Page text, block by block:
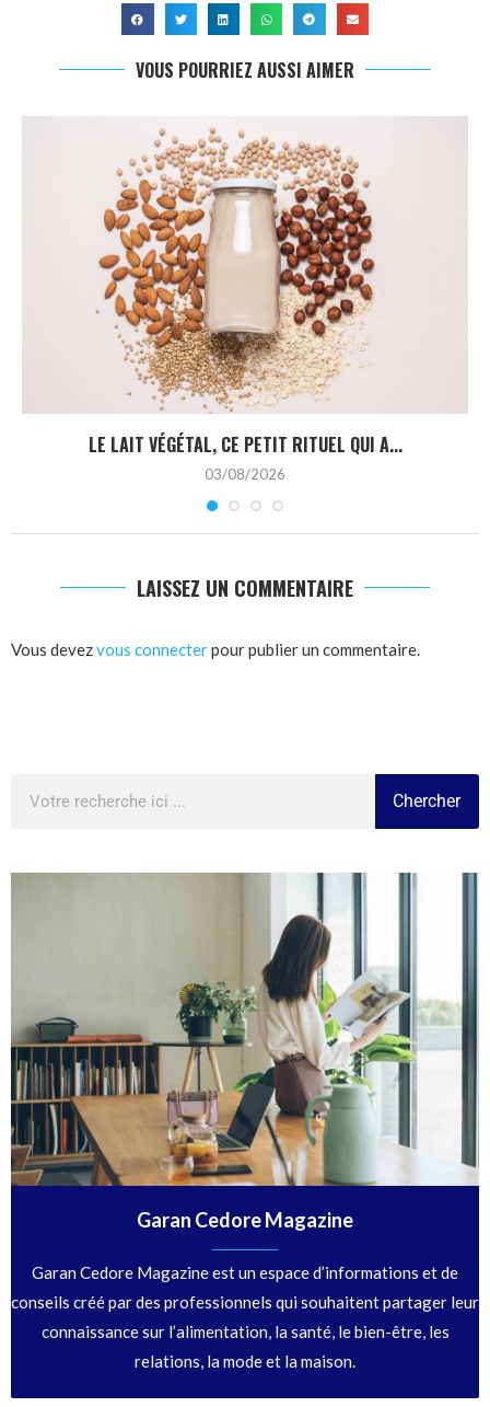
VOUS POURRIEZ AUSSI AIMER
LE LAIT VÉGÉTAL, CE PETIT RITUEL QUI A...
03/08/2026
LAISSEZ UN COMMENTAIRE
Vous devezvous connecterpour publier un commentaire.
Chercher
Garan Cedore Magazine
Garan Cedore Magazine est un espace d’informations et de
conseils créé par des professionnels qui souhaitent partager leur
connaissance sur l’alimentation, la santé, le bien-être, les
relations, la mode et la maison.